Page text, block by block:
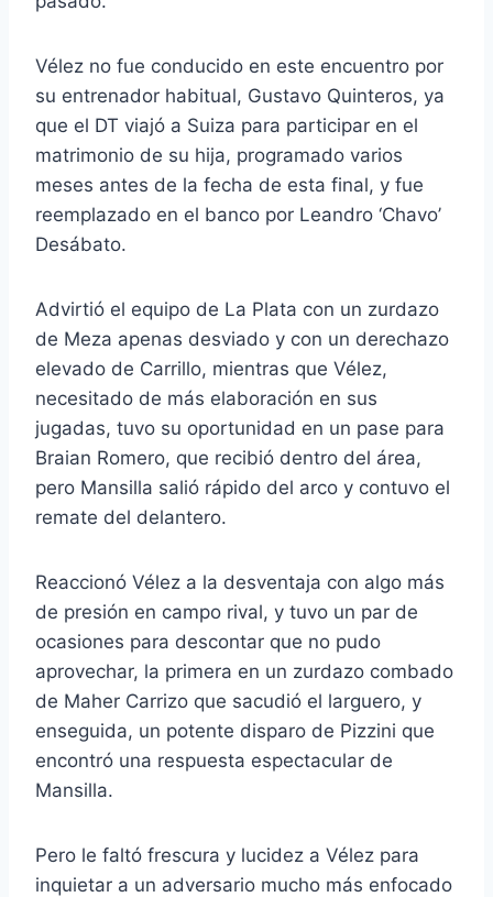
Vélez no fue conducido en este encuentro por
su entrenador habitual, Gustavo Quinteros, ya
que el DT viajó a Suiza para participar en el
matrimonio de su hija, programado varios
meses antes de la fecha de esta final, y fue
reemplazado en el banco por Leandro ‘Chavo’
Desábato.
Advirtió el equipo de La Plata con un zurdazo
de Meza apenas desviado y con un derechazo
elevado de Carrillo, mientras que Vélez,
necesitado de más elaboración en sus
jugadas, tuvo su oportunidad en un pase para
Braian Romero, que recibió dentro del área,
pero Mansilla salió rápido del arco y contuvo el
remate del delantero.
Reaccionó Vélez a la desventaja con algo más
de presión en campo rival, y tuvo un par de
ocasiones para descontar que no pudo
aprovechar, la primera en un zurdazo combado
de Maher Carrizo que sacudió el larguero, y
enseguida, un potente disparo de Pizzini que
encontró una respuesta espectacular de
Mansilla.
Pero le faltó frescura y lucidez a Vélez para
inquietar a un adversario mucho más enfocado